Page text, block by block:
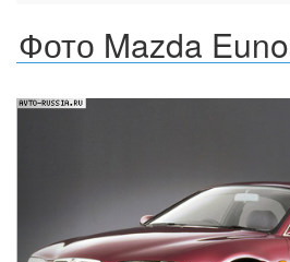
Фото Mazda
Назад